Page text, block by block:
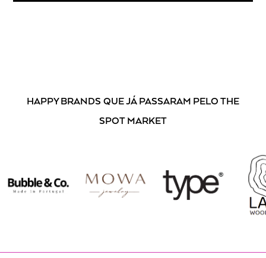
HAPPY BRANDS QUE JÁ PASSARAM PELO THE
SPOT MARKET